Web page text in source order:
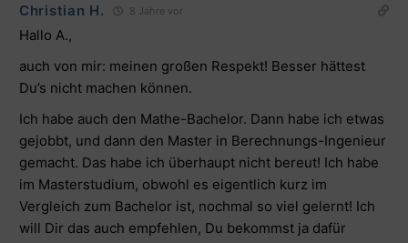
Christian H. 8 Jahre vor
Hallo A.,
auch von mir: meinen großen Respekt! Besser hättest
Du’s nicht machen können.
Ich habe auch den Mathe-Bachelor. Dann habe ich etwas
gejobbt, und dann den Master in Berechnungs-Ingenieur
gemacht. Das habe ich überhaupt nicht bereut! Ich habe
im Masterstudium, obwohl es eigentlich kurz im
Vergleich zum Bachelor ist, nochmal so viel gelernt! Ich
will Dir das auch empfehlen, Du bekommst ja dafür